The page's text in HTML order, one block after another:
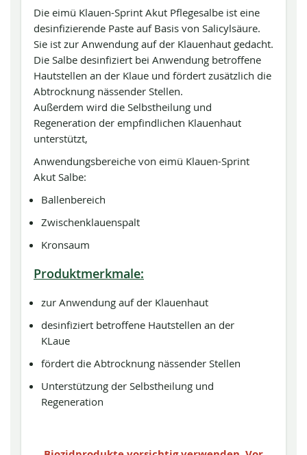
Die eimü Klauen-Sprint Akut Pflegesalbe ist eine
desinfizierende Paste auf Basis von Salicylsäure.
Sie ist zur Anwendung auf der Klauenhaut gedacht.
Die Salbe desinfiziert bei Anwendung betroffene
Hautstellen an der Klaue und fördert zusätzlich die
Abtrocknung nässender Stellen.
Außerdem wird die Selbstheilung und
Regeneration der empfindlichen Klauenhaut
unterstützt,
Anwendungsbereiche von eimü Klauen-Sprint
Akut Salbe:
Ballenbereich
Zwischenklauenspalt
Kronsaum
Produktmerkmale:
zur Anwendung auf der Klauenhaut
desinfiziert betroffene Hautstellen an der
KLaue
fördert die Abtrocknung nässender Stellen
Unterstützung der Selbstheilung und
Regeneration